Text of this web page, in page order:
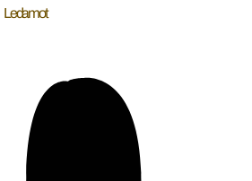
Ledamot